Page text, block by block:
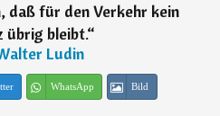
daß für den Verkehr kein
übrig bleibt.“
Ludin
WhatsApp Bild